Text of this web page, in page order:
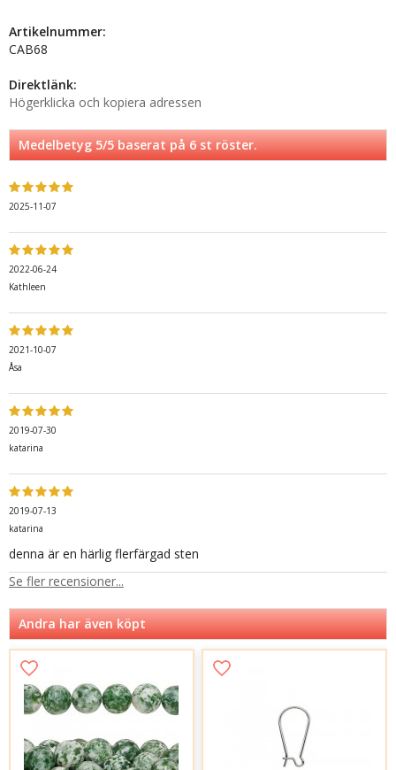
Artikelnummer:
CAB68
Direktlänk:
Högerklicka och kopiera adressen
Medelbetyg5/5 baserat på6st röster.
2025-11-07
2022-06-24
Kathleen
2021-10-07
Åsa
2019-07-30
katarina
2019-07-13
katarina
denna är en härlig flerfärgad sten
Se fler recensioner...
Andra har även köpt